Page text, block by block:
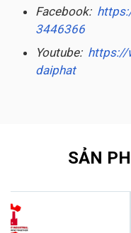
Facebook:
3446366
Youtube: https://
daiphat
SẢN